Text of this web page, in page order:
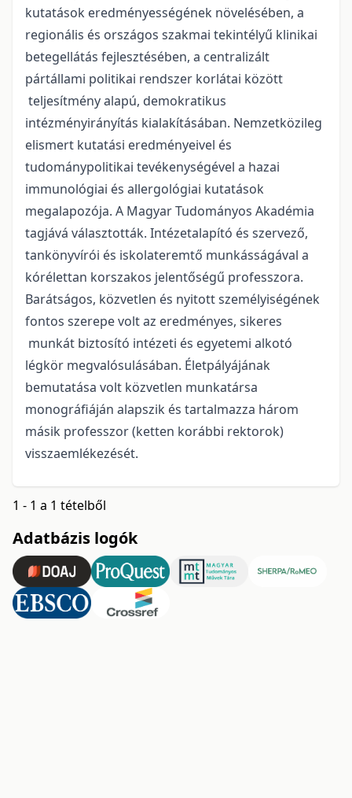
kutatások eredményességének növelésében, a
regionális és országos szakmai tekintélyű klinikai
betegellátás fejlesztésében, a centralizált
pártállami politikai rendszer korlátai között
teljesítmény alapú, demokratikus
intézményirányítás kialakításában. Nemzetközileg
elismert kutatási eredményeivel és
tudománypolitikai tevékenységével a hazai
immunológiai és allergológiai kutatások
megalapozója. A Magyar Tudományos Akadémia
tagjává választották. Intézetalapító és szervező,
tankönyvírói és iskolateremtő munkásságával a
kórélettan korszakos jelentőségű professzora.
Barátságos, közvetlen és nyitott személyiségének
fontos szerepe volt az eredményes, sikeres
munkát biztosító intézeti és egyetemi alkotó
légkör megvalósulásában. Életpályájának
bemutatása volt közvetlen munkatársa
monográfiáján alapszik és tartalmazza három
másik professzor (ketten korábbi rektorok)
visszaemlékezését.
1 - 1 a 1 tételből
Adatbázis logók